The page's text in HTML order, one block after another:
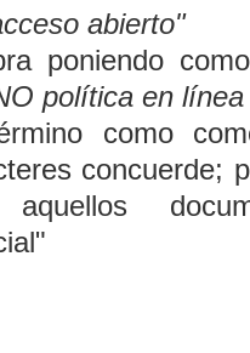
abierto"
poniendo
política en línea
como
concuerde;